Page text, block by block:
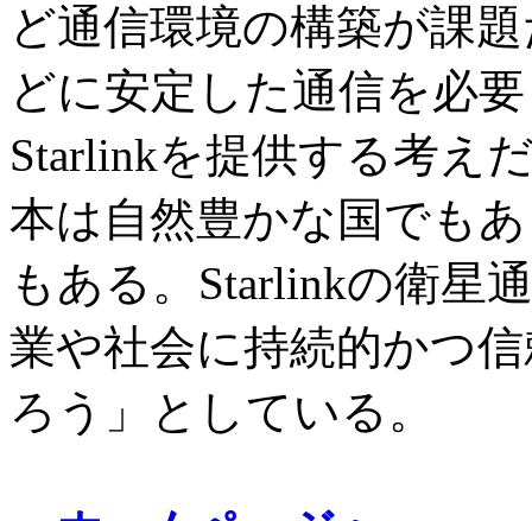
ど通信環境の構築が課
どに安定した通信を必
Starlinkを提供する考え
本は自然豊かな国でも
もある。Starlinkの衛星
業や社会に持続的かつ
ろう」としている。